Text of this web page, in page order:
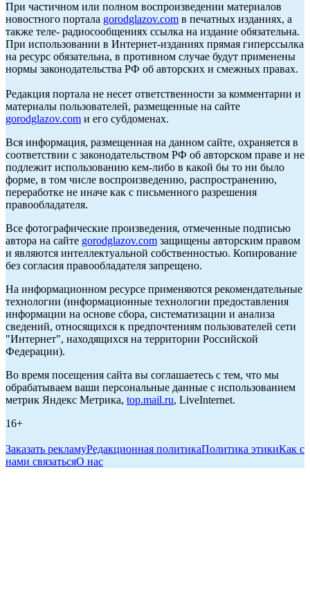
При частичном или полном воспроизведении материалов
новостного портала gorodglazov.com в печатных изданиях, а
также теле- радиосообщениях ссылка на издание обязательна.
При использовании в Интернет-изданиях прямая гиперссылка
на ресурс обязательна, в противном случае будут применены
нормы законодательства РФ об авторских и смежных правах.
Редакция портала не несет ответственности за комментарии и
материалы пользователей, размещенные на сайте
gorodglazov.com и его субдоменах.
Вся информация, размещенная на данном сайте, охраняется в
соответствии с законодательством РФ об авторском праве и не
подлежит использованию кем-либо в какой бы то ни было
форме, в том числе воспроизведению, распространению,
переработке не иначе как с письменного разрешения
правообладателя.
Все фотографические произведения, отмеченные подписью
автора на сайте gorodglazov.com защищены авторским правом
и являются интеллектуальной собственностью. Копирование
без согласия правообладателя запрещено.
На информационном ресурсе применяются рекомендательные
технологии (информационные технологии предоставления
информации на основе сбора, систематизации и анализа
сведений, относящихся к предпочтениям пользователей сети
"Интернет", находящихся на территории Российской
Федерации).
Во время посещения сайта вы соглашаетесь с тем, что мы
обрабатываем ваши персональные данные с использованием
метрик Яндекс Метрика, top.mail.ru, LiveInternet.
16+
Заказать рекламуРедакционная политикаПолитика этикиКак с
нами связатьсяО нас